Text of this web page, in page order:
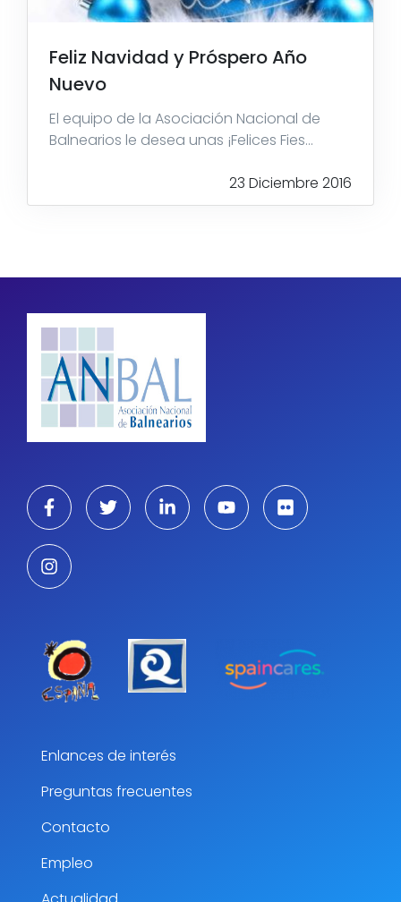
Feliz Navidad y Próspero Año
Nuevo
El equipo de la Asociación Nacional de
Balnearios le desea unas ¡Felices Fies...
23 Diciembre 2016
Enlances de interés
Preguntas frecuentes
Contacto
Empleo